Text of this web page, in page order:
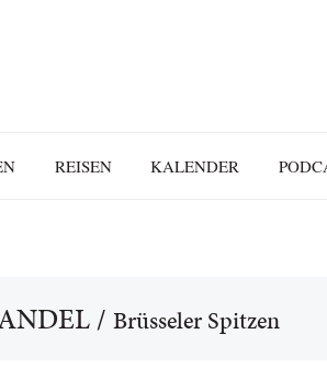
REISEN KALENDER
/ Brüsseler Spitzen